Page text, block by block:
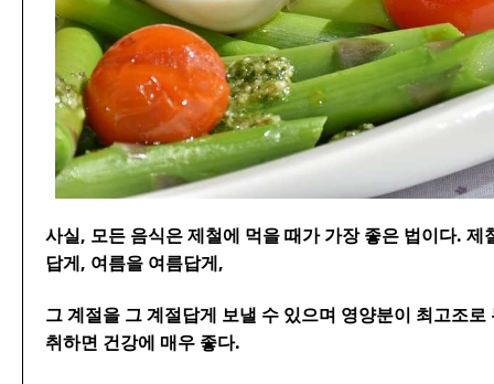
사실, 모든 음식은 제철에 먹을 때가 가장 좋은 법이다. 제
답게, 여름을 여름답게,
그 계절을 그 계절답게 보낼 수 있으며 영양분이 최고조
취하면 건강에 매우 좋다.